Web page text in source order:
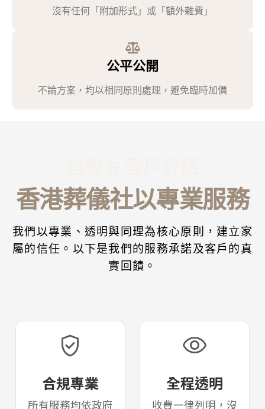
沒有任何「附加形式」或「額外雜費」
公平公開
不論方案，均以相同原則處理，避免臨時加價
香港葬儀社以專業服務
我們以專業、透明與同理為核心原則，建立家
屬的信任。以下是我們的服務承諾及客戶的真
實回饋。
verified_user
合規專業
所有服務均依政府
visibility
全程透明
收費一律列明，沒